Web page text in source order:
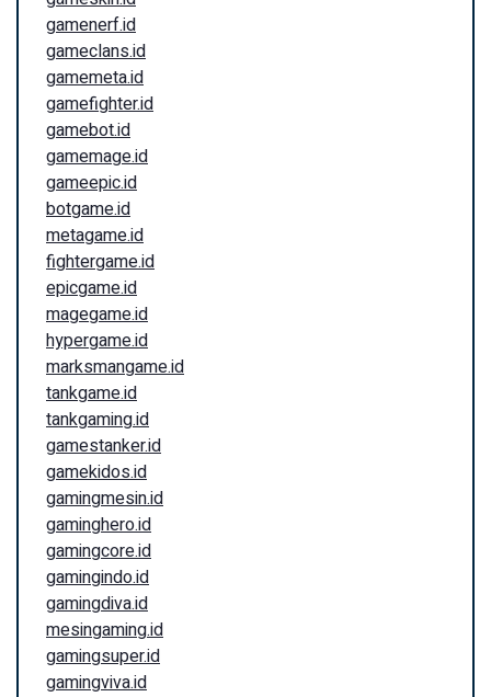
gamenerf.id
gameclans.id
gamemeta.id
gamefighter.id
gamebot.id
gamemage.id
gameepic.id
botgame.id
metagame.id
fightergame.id
epicgame.id
magegame.id
hypergame.id
marksmangame.id
tankgame.id
tankgaming.id
gamestanker.id
gamekidos.id
gamingmesin.id
gaminghero.id
gamingcore.id
gamingindo.id
gamingdiva.id
mesingaming.id
gamingsuper.id
gamingviva.id